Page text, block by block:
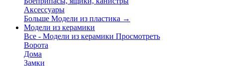
Аксессуары
Больше Модели из пластика →
Модели из керамики
Все - Модели из керамики Просмотреть
Ворота
Дома
Замки